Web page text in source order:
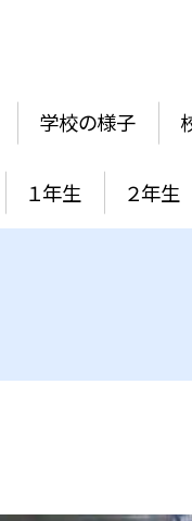
学校の様子
１年生 ２年生